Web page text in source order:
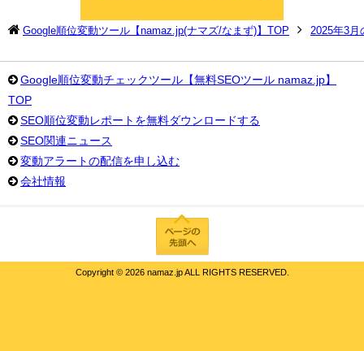
Google順位変動ツール【namaz.jp(ナマズ/なまず)】TOP 2025年3月
Google順位変動チェックツール【無料SEOツール namaz.jp】
TOP
SEO順位変動レポートを無料ダウンロードする
SEO関連ニュース
変動アラートの配信を申し込む
会社情報
Copyright © 2026 namaz.jp ALL RIGHTS RESERVED.